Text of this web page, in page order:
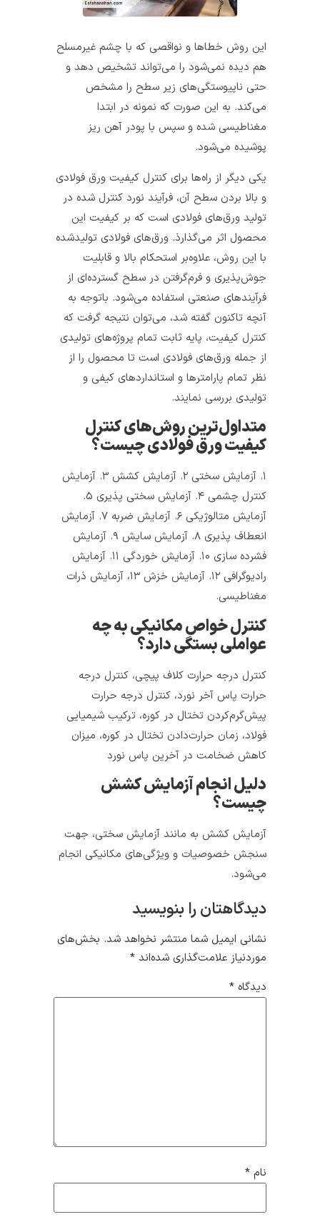
این روش خطاها و نواقصی که با چشم غیرمسلح
هم دیده نمی‌شود را می‌تواند تشخیص دهد و
حتی ناپیوستگی‌های زیر سطح را مشخص
می‌کند. به این صورت که نمونه در ابتدا
مغناطیسی شده و سپس با پودر آهن ریز
پوشیده می‌شود.
یکی دیگر از راه‌ها برای کنترل کیفیت ورق‌ فولادی
و بالا بردن سطح آن، فرآیند نورد کنترل شده در
تولید ورق‌های فولادی است که بر کیفیت این
محصول اثر می‌گذارذ. ورق‌های فولادی تولیدشده
با این روش، علاوه‌بر استحکام بالا و قابلیت
جوش‌پذیری و فرم‌گرفتن در سطح گسترده‌ای از
فرآیندهای صنعتی استفاده می‌شود. باتوجه به
آنچه تاکنون گفته شد، می‌توان نتیجه گرفت که
کنترل کیفیت، پایه ثابت تمام پروژه‌های تولیدی
از جمله ورق‌های فولادی است تا محصول را از
نظر تمام پارامترها و استانداردهای کیفی و
تولیدی بررسی نمایند.
متداول‌ترین روش‌های کنترل
کیفیت ورق فولادی چیست؟
۱. آزمایش سختی ۲. آزمایش کشش ۳. آزمایش
کنترل چشمی ۴. آزمایش سختی پذیری ۵.
آزمایش متالوژیکی ۶. آزمایش ضربه ۷. آزمایش
انعطاف پذیری ۸. آزمایش سایش ۹. آزمایش
فشرده سازی ۱۰. آزمایش خوردگی ۱۱. آزمایش
رادیوگرافی ۱۲. آزمایش خزش ۱۳، آزمایش ذرات
مغناطیسی.
کنترل خواص مکانیکی به چه
عواملی بستگی دارد؟
کنترل درجه حرارت کلاف پیچی، کنترل درجه
حرارت پاس آخر نورد، کنترل درجه حرارت
پیش‌گرم‌کردن تختال در کوره، ترکیب شیمیایی
فولاد، زمان حرارت‌دادن تختال در کوره، میزان
کاهش ضخامت در آخرین پاس نورد
دلیل انجام آزمایش کشش
چیست؟
آزمایش کشش به مانند آزمایش سختی، جهت
سنجش خصوصیات و ویژگی‌های مکانیکی انجام
دیدگاهتان را بنویسید
نشانی ایمیل شما منتشر نخواهد شد. بخش‌های
موردنیاز علامت‌گذاری شده‌اند*